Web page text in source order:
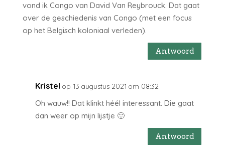
vond ik Congo van David Van Reybrouck. Dat gaat
over de geschiedenis van Congo (met een focus
op het Belgisch koloniaal verleden).
Antwoord
Kristel op 13 augustus 2021 om 08:32
Oh wauw!! Dat klinkt héél interessant. Die gaat
dan weer op mijn lijstje 🙂
Antwoord